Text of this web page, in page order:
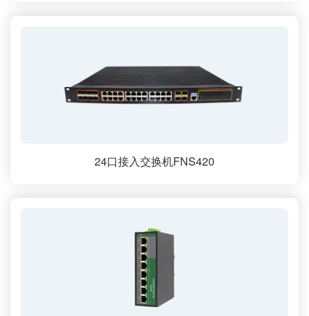
24口接入交换机FNS420